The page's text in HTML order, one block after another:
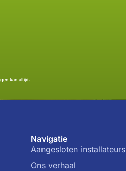
kan altijd.
Navigatie
Aangesloten installateurs
Ons verhaal